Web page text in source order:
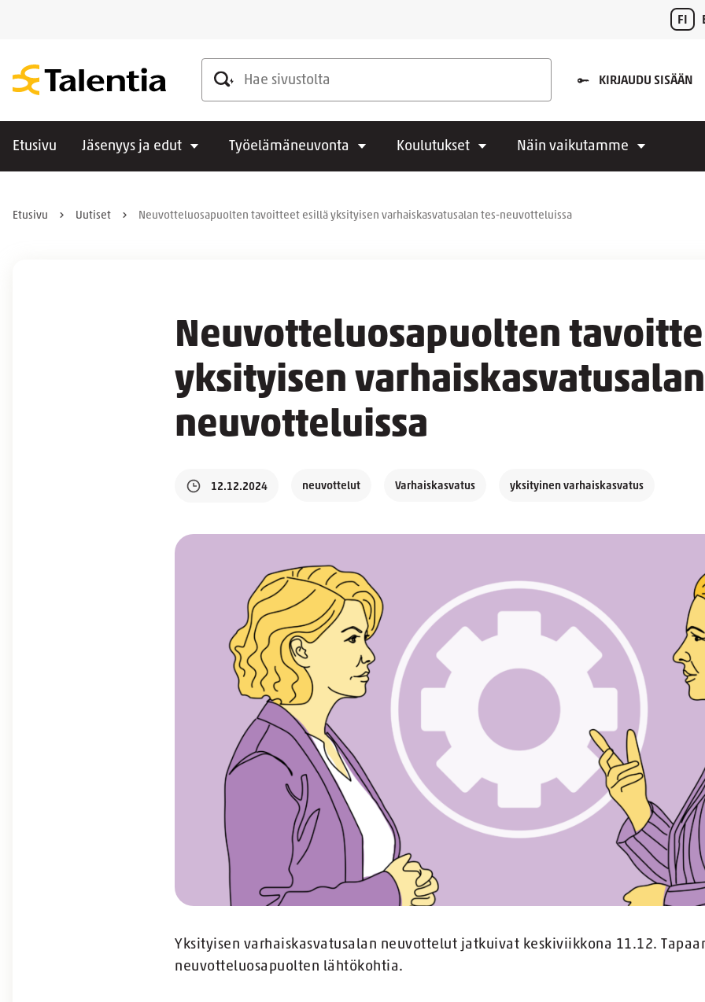
FI
Hae sivustolta
KIRJAUDU SISÄÄN
Etusivu Jäsenyys ja edut Työelämäneuvonta Koulutukset Näin vaikutamme
Etusivu Uutiset Neuvotteluosapuolten tavoitteet esillä yksityisen varhaiskasvatusalan tes-neuvotteluissa
Neuvotteluosapuolten
yksityisen
neuvotteluissa
12.12.2024 neuvottelut Varhaiskasvatus yksityinen varhaiskasvatus
Yksityisen varhaiskasvatusalan neuvottelut jatkuivat keskiviikkona 11.12.
neuvotteluosapuolten lähtökohtia.